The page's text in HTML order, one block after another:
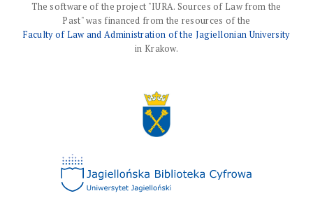
The software of the project "IURA. Sources of Law from the
Past" was financed from the resources of the
Faculty of Law and Administration of the Jagiellonian University
in Krakow.